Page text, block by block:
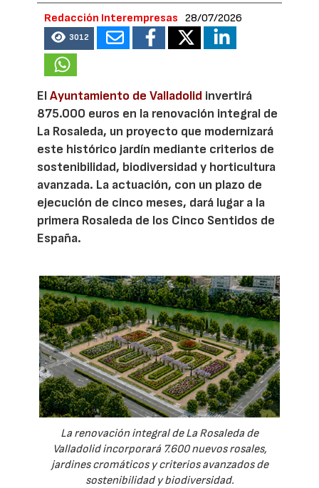
Redacción Interempresas 28/07/2026
3012
ElAyuntamiento de Valladolid invertirá
875.000 euros en la renovación integral de
La Rosaleda, un proyecto que modernizará
este histórico jardín mediante criterios de
sostenibilidad, biodiversidad y horticultura
avanzada. La actuación, con un plazo de
ejecución de cinco meses, dará lugar a la
primera Rosaleda de los Cinco Sentidos de
España.
La renovación integral de La Rosaleda de
Valladolid incorporará 7.600 nuevos rosales,
jardines cromáticos y criterios avanzados de
sostenibilidad y biodiversidad.